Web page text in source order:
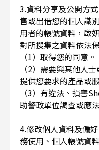
3.資料分享及公開方
售或出借您的個人識
用者的帳號資料，啟
對所搜集之資料依法
（1）取得您的同意。
（2）需要與其他人
提供您要求的產品或
（3）有違法、損害
助警政單位調查或應
4.修改個人資料及偏
務使用、個人帳號資